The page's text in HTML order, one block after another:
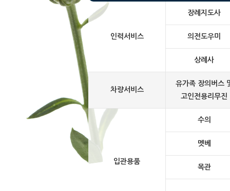
인력서비스
장례지도사
의전도우미
상례사
차량서비스
유가족 장의버스
고인전용리무진
입관용품
수의
멧베
목관